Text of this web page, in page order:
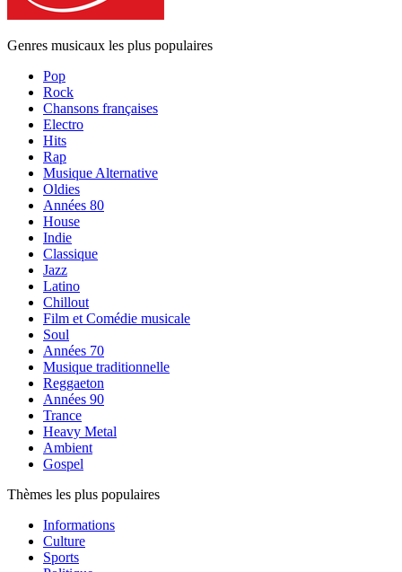
Genres musicaux les plus populaires
Pop
Rock
Chansons françaises
Electro
Hits
Rap
Musique Alternative
Oldies
Années 80
House
Indie
Classique
Jazz
Latino
Chillout
Film et Comédie musicale
Soul
Années 70
Musique traditionnelle
Reggaeton
Années 90
Trance
Heavy Metal
Ambient
Gospel
Thèmes les plus populaires
Informations
Culture
Sports